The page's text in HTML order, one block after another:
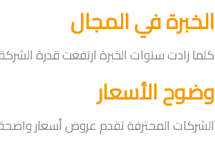
الخبرة في المجال
كلما زادت سنوات الخبرة ارتفعت قدرة
وضوح الأسعار
الشركات المحترفة تقدم عروض أسعار